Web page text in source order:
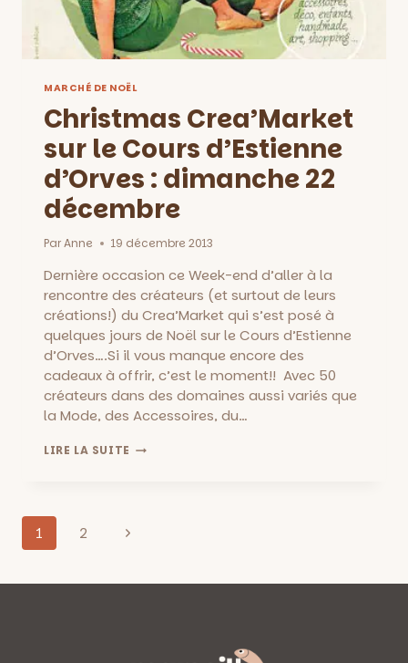
MARCHÉ DE NOËL
Christmas Crea’Market
sur le Cours d’Estienne
d’Orves : dimanche 22
décembre
ParAnne 19 décembre 2013
Dernière occasion ce Week-end d’aller à la
rencontre des créateurs (et surtout de leurs
créations!) du Crea’Market qui s’est posé à
quelques jours de Noël sur le Cours d’Estienne
d’Orves….Si il vous manque encore des
cadeaux à offrir, c’est le moment!! Avec 50
créateurs dans des domaines aussi variés que
la Mode, des Accessoires, du…
LIRE LA SUITE CHRISTMAS
D’ESTIENNE
Navigation
de
page
1 2
Page